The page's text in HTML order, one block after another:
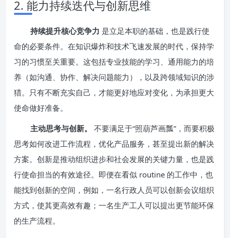
2. 能力持续迭代与创新思维
持续提升核心竞争力 是立足本职的基础，也是践行使
命的必要条件。在知识爆炸和技术飞速发展的时代，保持学
习的习惯至关重要。这包括专业技能的学习、通用能力的培
养（如沟通、协作、解决问题能力），以及跨领域知识的涉
猎。只有不断充实自己，才能更好地应对变化，为承担更大
使命做好准备。
主动思考与创新。
不要满足于“照葫芦画瓢”，而要积极
思考如何改进工作流程，优化产品服务，甚至提出新的解决
方案。创新是推动组织进步和社会发展的关键力量，也是践
行使命担当的有效途径。即便在看似 routine 的工作中，也
能找到创新的空间，例如，一名行政人员可以创新会议组织
方式，使其更高效有趣；一名生产工人可以提出更节能环保
的生产流程。